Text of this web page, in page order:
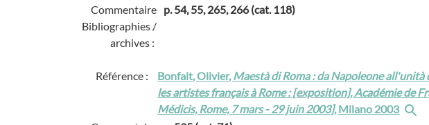
Commentaire
Bibliographies /
archives :
p. 54, 55, 265, 266 (cat. 118)
Référence : Bonfait, Olivier,Maestà di Roma : da Napoleone all'unità
les artistes français à Rome : [exposition], Académie de
Médicis, Rome, 7 mars - 29 juin 2003], Milano 2003